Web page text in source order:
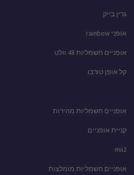
גרין בייק
אופני rainbow
אופניים חשמליות 48 וולט
קל אופן טורבו
אופניים חשמליות מהירות
קניית אופניים
mii2
אופניים חשמליות מומלצות